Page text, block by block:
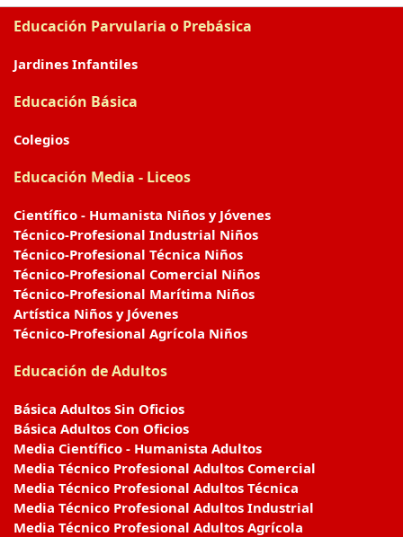
Educación Parvularia o Prebásica
Jardines Infantiles
Educación Básica
Colegios
Educación Media - Liceos
Científico - Humanista Niños y Jóvenes
Técnico-Profesional Industrial Niños
Técnico-Profesional Técnica Niños
Técnico-Profesional Comercial Niños
Técnico-Profesional Marítima Niños
Artística Niños y Jóvenes
Técnico-Profesional Agrícola Niños
Educación de Adultos
Básica Adultos Sin Oficios
Básica Adultos Con Oficios
Media Científico - Humanista Adultos
Media Técnico Profesional Adultos Comercial
Media Técnico Profesional Adultos Técnica
Media Técnico Profesional Adultos Industrial
Media Técnico Profesional Adultos Agrícola